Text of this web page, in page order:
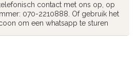
contact met ons op, op
070-2210888. Of gebruik het
om een whatsapp te sturen